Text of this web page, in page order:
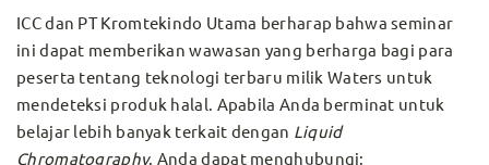
ICC dan PT Kromtekindo Utama berharap bahwa seminar
ini dapat memberikan wawasan yang berharga bagi para
peserta tentang teknologi terbaru milik Waters untuk
mendeteksi produk halal. Apabila Anda berminat untuk
belajar lebih banyak terkait dengan Liquid
Chromatography, Anda dapat menghubungi: